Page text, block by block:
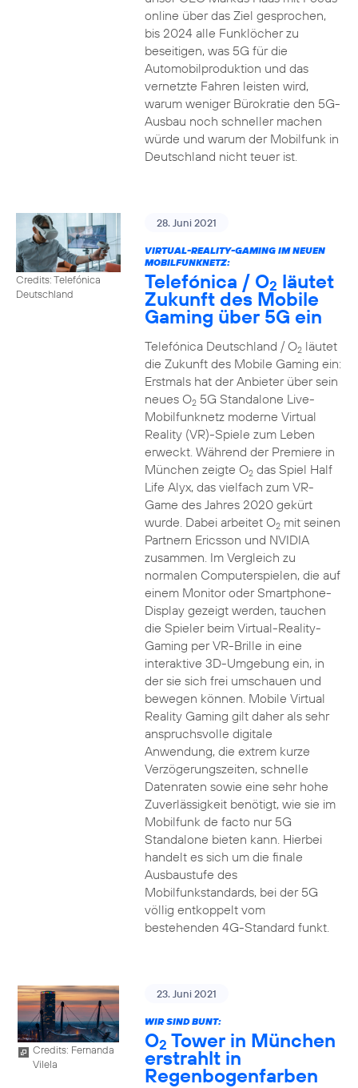
online über das Ziel gesprochen,
bis 2024 alle Funklöcher zu
beseitigen, was 5G für die
Automobilproduktion und das
vernetzte Fahren leisten wird,
warum weniger Bürokratie den 5G-
Ausbau noch schneller machen
würde und warum der Mobilfunk in
Deutschland nicht teuer ist.
Credits: Telefónica
Deutschland
28. Juni 2021
VIRTUAL-REALITY-GAMING IM NEUEN
MOBILFUNKNETZ:
Telefónica / O2 läutet
Zukunft des Mobile
Gaming über 5G ein
Telefónica Deutschland / O2läutet
die Zukunft des Mobile Gaming ein:
Erstmals hat der Anbieter über sein
neues O25G Standalone Live-
Mobilfunknetz moderne Virtual
Reality (VR)-Spiele zum Leben
erweckt. Während der Premiere in
München zeigte O2das Spiel Half
Life Alyx, das vielfach zum VR-
Game des Jahres 2020 gekürt
wurde. Dabei arbeitet O2mit seinen
Partnern Ericsson und NVIDIA
zusammen. Im Vergleich zu
normalen Computerspielen, die auf
einem Monitor oder Smartphone-
Display gezeigt werden, tauchen
die Spieler beim Virtual-Reality-
Gaming per VR-Brille in eine
interaktive 3D-Umgebung ein, in
der sie sich frei umschauen und
bewegen können. Mobile Virtual
Reality Gaming gilt daher als sehr
anspruchsvolle digitale
Anwendung, die extrem kurze
Verzögerungszeiten, schnelle
Datenraten sowie eine sehr hohe
Zuverlässigkeit benötigt, wie sie im
Mobilfunk de facto nur 5G
Standalone bieten kann. Hierbei
handelt es sich um die finale
Ausbaustufe des
Mobilfunkstandards, bei der 5G
völlig entkoppelt vom
bestehenden 4G-Standard funkt.
Credits: Fernanda
Vilela
23. Juni 2021
WIR SIND BUNT:
O2 Tower in München
erstrahlt in
Regenbogenfarben